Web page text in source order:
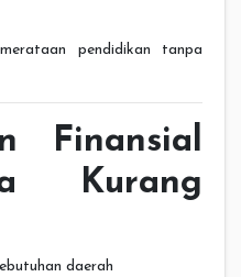
pendidikan tanpa
Finansial
Kurang
daerah